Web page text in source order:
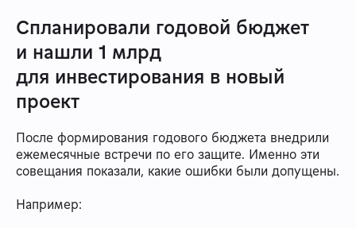
Спланировали годовой бюджет
и нашли 1 млрд
для инвестирования в новый
проект
После формирования годового бюджета внедрили
ежемесячные встречи по его защите. Именно эти
совещания показали, какие ошибки были допущены.
Например: